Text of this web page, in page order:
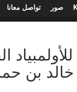
صور تواصل معانا
بن